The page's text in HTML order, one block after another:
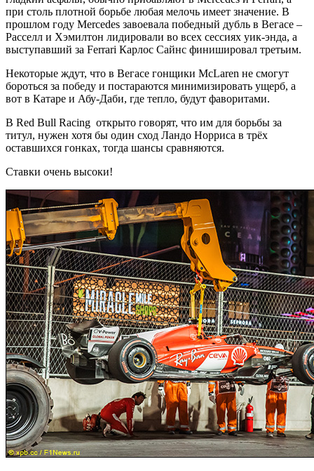
при столь плотной борьбе любая мелочь имеет значение. В
прошлом году Mercedes завоевала победный дубль в Вегасе –
Расселл и Хэмилтон лидировали во всех сессиях уик-энда, а
выступавший за Ferrari Карлос Сайнс финишировал третьим.
Некоторые ждут, что в Вегасе гонщики McLaren не смогут
бороться за победу и постараются минимизировать ущерб, а
вот в Катаре и Абу-Даби, где тепло, будут фаворитами.
В Red Bull Racing открыто говорят, что им для борьбы за
титул, нужен хотя бы один сход Ландо Норриса в трёх
оставшихся гонках, тогда шансы сравняются.
Ставки очень высоки!